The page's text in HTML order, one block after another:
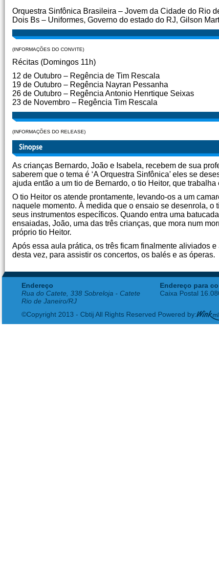
Orquestra Sinfônica Brasileira – Jovem da Cidade do Rio
Dois Bs – Uniformes, Governo do estado do RJ, Gilson
(INFORMAÇÕES DO CONVITE)
Récitas (Domingos 11h)
12 de Outubro – Regência de Tim Rescala
19 de Outubro – Regência Nayran Pessanha
26 de Outubro – Regência Antonio Henrtique Seixas
23 de Novembro – Regência Tim Rescala
(INFORMAÇÕES DO RELEASE)
As crianças Bernardo, João e Isabela, recebem de sua
saberem que o tema é ‘A Orquestra Sinfônica’ eles se
ajuda então a um tio de Bernardo, o tio Heitor, que
O tio Heitor os atende prontamente, levando-os a um
naquele momento. À medida que o ensaio se desenrola,
seus instrumentos específicos. Quando entra uma
ensaiadas, João, uma das três crianças, que mora num
próprio tio Heitor.
Após essa aula prática, os três ficam finalmente aliviados
desta vez, para assistir os concertos, os balés e as óperas.
Endereço
Rua do Catete, 338 Sobreloja - Catete
Rio de Janeiro/RJ
Endereço para
Caixa Postal
©Copyright 2013 - Cbtij All Rights Reserved Powered by: